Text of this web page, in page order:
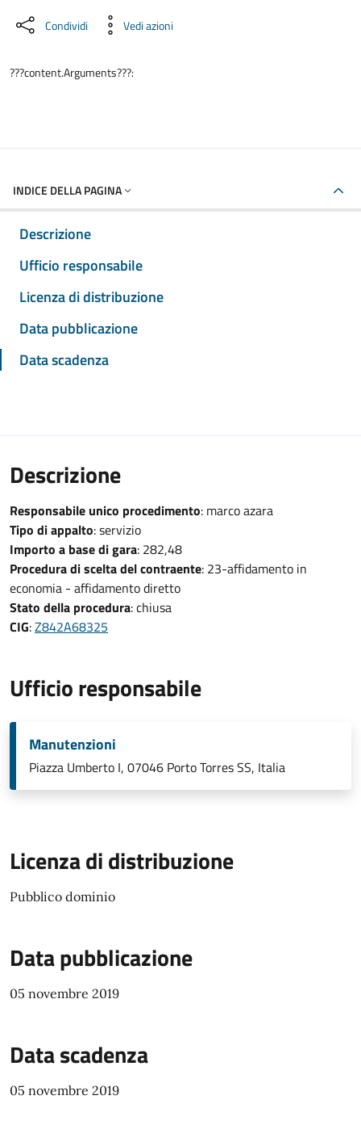
Condividi Vedi azioni
???content.Arguments???:
INDICE DELLA PAGINA
Descrizione
Ufficio responsabile
Licenza di distribuzione
Data pubblicazione
Data scadenza
Descrizione
Responsabile unico procedimento: marco azara
Tipo di appalto: servizio
Importo a base di gara: 282,48
Procedura di scelta del contraente: 23-affidamento in
economia - affidamento diretto
Stato della procedura: chiusa
CIG:Z842A68325
Ufficio responsabile
Manutenzioni
Piazza Umberto I, 07046 Porto Torres SS, Italia
Licenza di distribuzione
Pubblico dominio
Data pubblicazione
05 novembre 2019
Data scadenza
05 novembre 2019